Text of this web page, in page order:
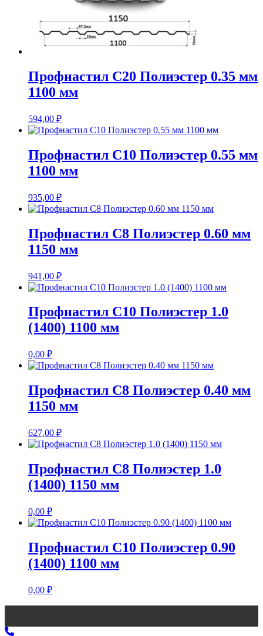
Профнастил С20 Полиэстер 0.35 мм
1100 мм
594,00 ₽
Профнастил С10 Полиэстер 0.55 мм
1100 мм
935,00 ₽
Профнастил С8 Полиэстер 0.60 мм
1150 мм
941,00 ₽
Профнастил С10 Полиэстер 1.0
(1400) 1100 мм
0,00 ₽
Профнастил С8 Полиэстер 0.40 мм
1150 мм
627,00 ₽
Профнастил С8 Полиэстер 1.0
(1400) 1150 мм
0,00 ₽
Профнастил С10 Полиэстер 0.90
(1400) 1100 мм
0,00 ₽